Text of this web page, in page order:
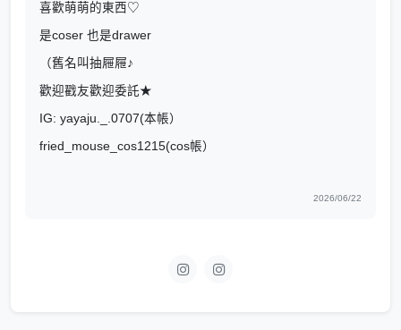
喜歡萌萌的東西♡
是coser 也是drawer
（舊名叫抽屜屜♪
歡迎戳友歡迎委託★
IG: yayaju._.0707(本帳）
fried_mouse_cos1215(cos帳）
2026/06/22